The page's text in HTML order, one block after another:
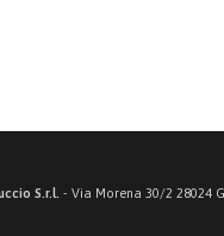
S.r.l. - Via Morena 30/2 28024